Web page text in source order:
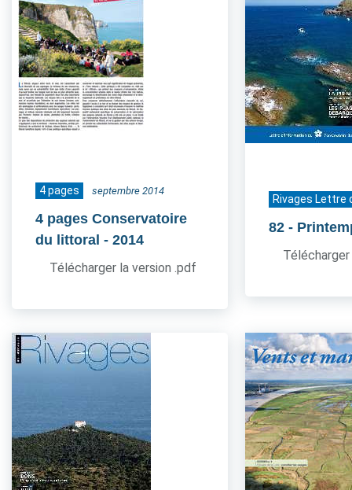
4 pages septembre 2014
4 pages Conservatoire
du littoral - 2014
Télécharger la version .pdf
Rivages Lettre
82 -